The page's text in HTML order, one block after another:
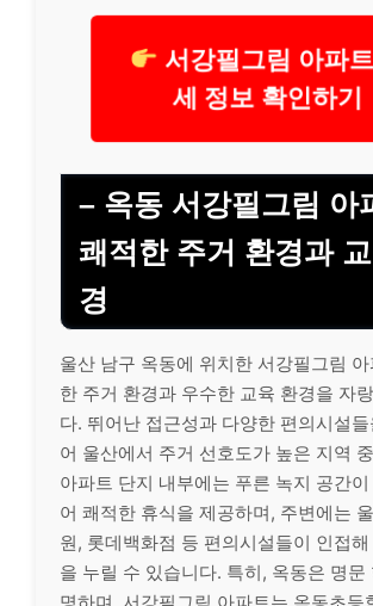
서강필그림 아파
세 정보 확인하기
– 옥동 서강필그림 아
쾌적한 주거 환경과
경
울산 남구 옥동에 위치한 서강필그림
한 주거 환경과 우수한 교육 환경을 자
다. 뛰어난 접근성과 다양한 편의시설
어 울산에서 주거 선호도가 높은 지역
아파트 단지 내부에는 푸른 녹지 공간
어 쾌적한 휴식을 제공하며, 주변에는
원, 롯데백화점 등 편의시설들이 인접
을 누릴 수 있습니다. 특히, 옥동은 명문